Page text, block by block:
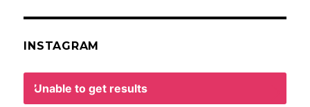
INSTAGRAM
Unable to get results